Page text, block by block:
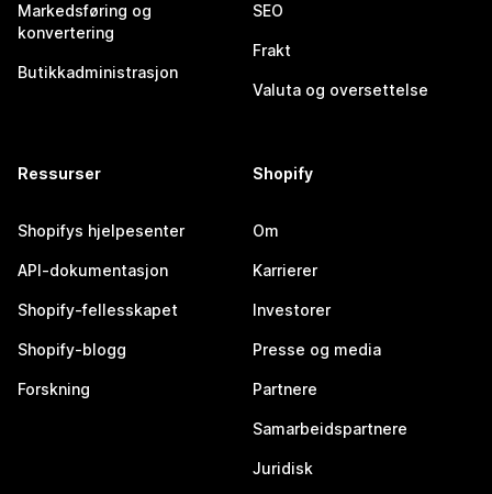
Markedsføring og
konvertering
Butikkadministrasjon
SEO
Frakt
Valuta og oversettelse
Ressurser
Shopifys hjelpesenter
API-dokumentasjon
Shopify-fellesskapet
Shopify-blogg
Forskning
Shopify
Om
Karrierer
Investorer
Presse og media
Partnere
Samarbeidspartnere
Juridisk